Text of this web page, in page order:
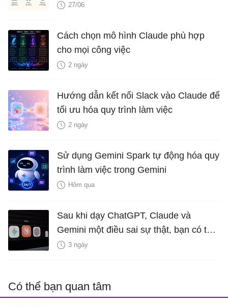
27/06
Cách chọn mô hình Claude phù hợp
cho mọi công việc
2 ngày
Hướng dẫn kết nối Slack vào Claude để
tối ưu hóa quy trình làm việc
2 ngày
Sử dụng Gemini Spark tự động hóa quy
trình làm việc trong Gemini
Hôm qua
Sau khi dạy ChatGPT, Claude và
Gemini một điều sai sự thật, bạn có thể
xóa bỏ không?
3 ngày
Có thể bạn quan tâm